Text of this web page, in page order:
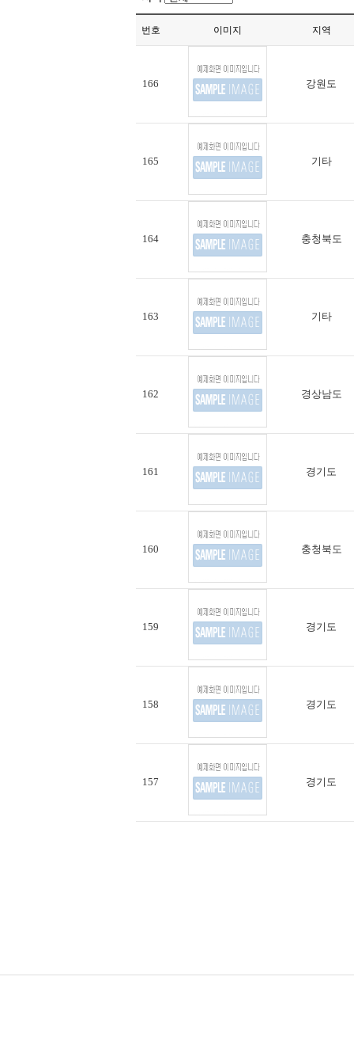
번호 이미지 지역
166 강원도
165 기타
164 충청북도
163 기타
162 경상남도
161 경기도
160 충청북도
159 경기도
158 경기도
157 경기도